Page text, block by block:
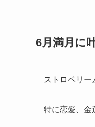
6月満月に
ストロベリー
特に恋愛、金